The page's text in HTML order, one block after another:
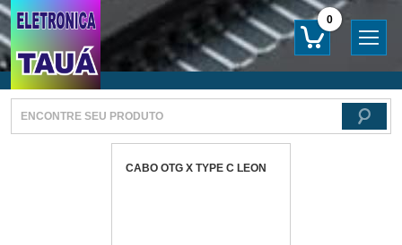
0
CABO OTG X TYPE C LEON